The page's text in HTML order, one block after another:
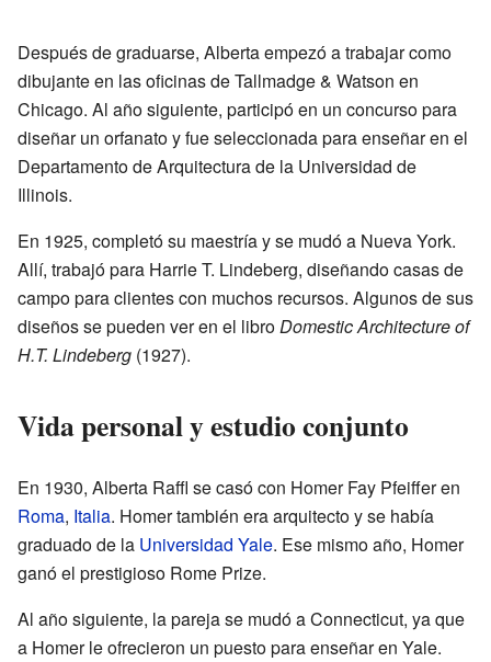
Después de graduarse, Alberta empezó a trabajar como
dibujante en las oficinas de Tallmadge & Watson en
Chicago. Al año siguiente, participó en un concurso para
diseñar un orfanato y fue seleccionada para enseñar en el
Departamento de Arquitectura de la Universidad de
Illinois.
En 1925, completó su maestría y se mudó a Nueva York.
Allí, trabajó para Harrie T. Lindeberg, diseñando casas de
campo para clientes con muchos recursos. Algunos de sus
diseños se pueden ver en el libroDomestic Architecture of
H.T. Lindeberg (1927).
Vida personal y estudio conjunto
En 1930, Alberta Raffl se casó con Homer Fay Pfeiffer en
Roma, Italia. Homer también era arquitecto y se había
graduado de la Universidad Yale. Ese mismo año, Homer
ganó el prestigioso Rome Prize.
Al año siguiente, la pareja se mudó a Connecticut, ya que
a Homer le ofrecieron un puesto para enseñar en Yale.